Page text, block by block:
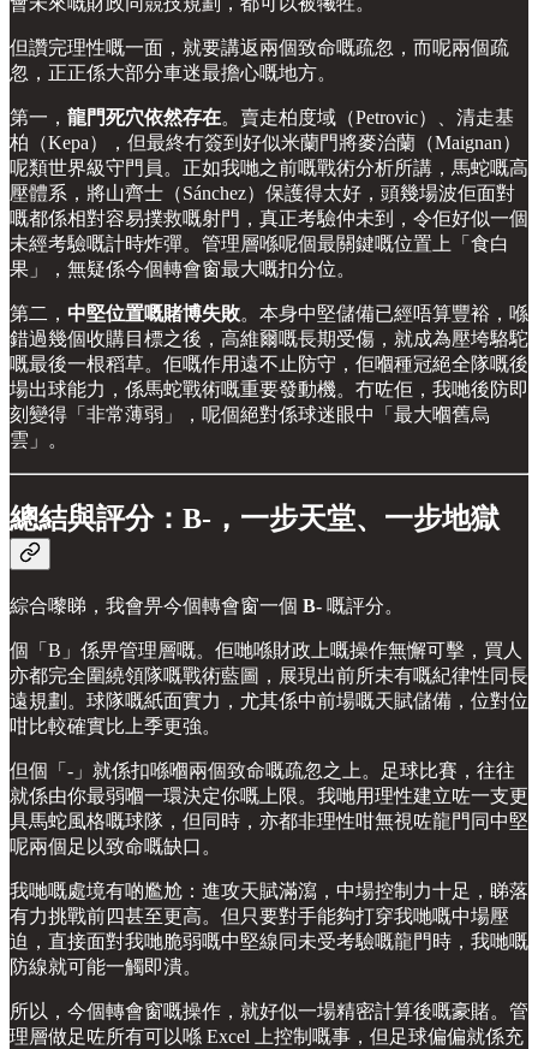
但讚完理性嘅一面，就要講返兩個致命嘅疏忽，而呢兩個疏
忽，正正係大部分車迷最擔心嘅地方。
第一， 龍門死穴依然存在。賣走柏度域（Petrovic）、清走基
柏（Kepa），但最終冇簽到好似米蘭門將麥治蘭（Maignan）
呢類世界級守門員。正如我哋之前嘅戰術分析所講，馬蛇嘅高
壓體系，將山齊士（Sánchez）保護得太好，頭幾場波佢面對
嘅都係相對容易撲救嘅射門，真正考驗仲未到，令佢好似一個
未經考驗嘅計時炸彈。管理層喺呢個最關鍵嘅位置上「食白
果」，無疑係今個轉會窗最大嘅扣分位。
第二， 中堅位置嘅賭博失敗。本身中堅儲備已經唔算豐裕，喺
錯過幾個收購目標之後，高維爾嘅長期受傷，就成為壓垮駱駝
嘅最後一根稻草。佢嘅作用遠不止防守，佢嗰種冠絕全隊嘅後
場出球能力，係馬蛇戰術嘅重要發動機。冇咗佢，我哋後防即
刻變得「非常薄弱」，呢個絕對係球迷眼中「最大嗰舊烏
雲」。
總結與評分：B-，一步天堂、一步地獄
綜合嚟睇，我會畀今個轉會窗一個 B- 嘅評分。
個「B」係畀管理層嘅。佢哋喺財政上嘅操作無懈可擊，買人
亦都完全圍繞領隊嘅戰術藍圖，展現出前所未有嘅紀律性同長
遠規劃。球隊嘅紙面實力，尤其係中前場嘅天賦儲備，位對位
咁比較確實比上季更強。
但個「-」就係扣喺嗰兩個致命嘅疏忽之上。足球比賽，往往
就係由你最弱嗰一環決定你嘅上限。我哋用理性建立咗一支更
具馬蛇風格嘅球隊，但同時，亦都非理性咁無視咗龍門同中堅
呢兩個足以致命嘅缺口。
我哋嘅處境有啲尷尬：進攻天賦滿瀉，中場控制力十足，睇落
有力挑戰前四甚至更高。但只要對手能夠打穿我哋嘅中場壓
迫，直接面對我哋脆弱嘅中堅線同未受考驗嘅龍門時，我哋嘅
防線就可能一觸即潰。
所以，今個轉會窗嘅操作，就好似一場精密計算後嘅豪賭。管
理層做足咗所有可以喺 Excel 上控制嘅事，但足球偏偏就係充